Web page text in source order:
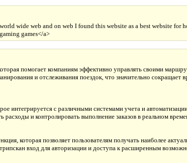
wide web and on web I found this website as a best website for
games</a>
помогает компаниям эффективно управлять своими
и отслеживания поездок, что значительно
интегрируется с различными системами учета и
и контролировать выполнение заказов в реальном
которая позволяет пользователям получать наиболее
вход для авторизации и доступа к расширенным